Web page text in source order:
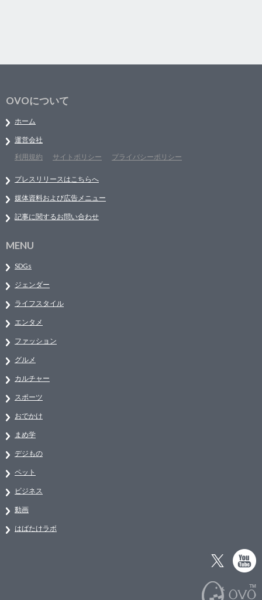
OVOについて
ホーム
運営会社
利用規約
サイトポリシー プライバシーポリシー
プレスリリースはこちらへ
媒体資料および広告メニュー
記事に関するお問い合わせ
MENU
SDGs
ジェンダー
ライフスタイル
エンタメ
ファッション
グルメ
カルチャー
スポーツ
おでかけ
まめ学
デジもの
ペット
ビジネス
動画
はばたけラボ